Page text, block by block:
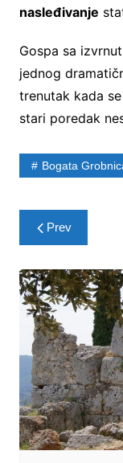
nasleđivanje
Gospa sa
jednog
trenutak kada
stari poredak
Bogata
Post
navigation
Prev